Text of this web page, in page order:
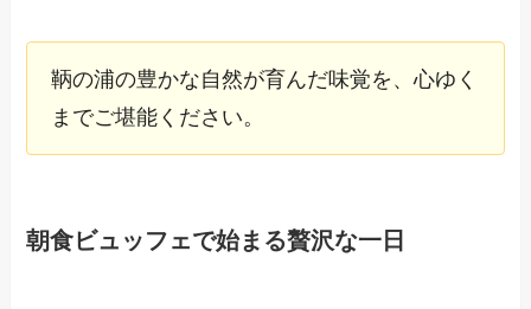
鞆の浦の豊かな自然が育んだ味覚を、心ゆく
までご堪能ください。
朝食ビュッフェで始まる贅沢な一日